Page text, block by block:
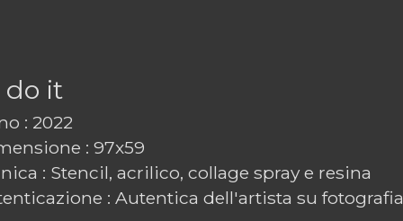
do it
: 2022
: 97x59
: Stencil, acrilico, collage spray e resina
: Autentica dell'artista su fotografia